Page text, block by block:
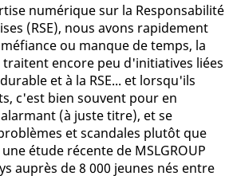
numérique sur la Responsabilité
(RSE), nous avons rapidement
ou manque de temps, la
encore peu d'initiatives liées
et à la RSE... et lorsqu'ils
c'est bien souvent pour en
(à juste titre), et se
et scandales plutôt que
étude récente de MSLGROUP
auprès de 8 000 jeunes nés entre